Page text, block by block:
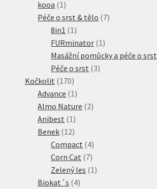
kooa 11
produkt
Péče o srst & tělo 77
8in1 11
produkt
FURminator 11
produkt
Masážní pomůcky a péče o srst
Péče o srst 33
Kočkolit 170170
produktů
Advance 11
produkt
Almo Nature 22
Anibest 11
produkt
Benek 1212
produktů
Compact 44
produkty
Corn Cat 77
produktů
Zelený les 11
Biokat´s 44